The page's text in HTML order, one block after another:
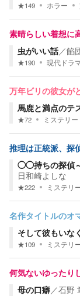
★149 ホラー
素晴らしい着想に
虫がいい話／餡
★190 現代ドラ
万年ビリの彼女が
馬鹿と満点のテ
★72 ミステリー
推理は正統派、探
◯◯持ちの探偵
日和崎よしな
★222 ミステリ
名作タイトルのオ
そして彼もいな
★109 ミステリ
何気ないゆったり
母の口癖／石野